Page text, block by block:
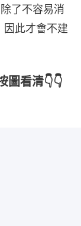
了不容易消
因此才會不建
圖看清👇👇